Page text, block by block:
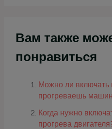
Вам также
понравиться
Можно ли включать
прогреваешь
Когда нужно
прогрева